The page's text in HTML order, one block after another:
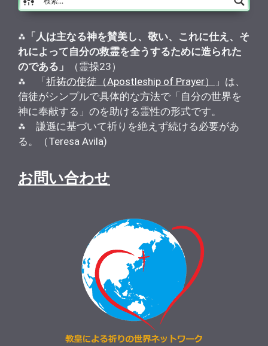
⁂ 「人は主なる神を賛美し、敬い、これに仕え、そ
れによって自分の救霊を全うするために造られた
のである」
（霊操23）
⁂ 「祈祷の使徒（Apostleship of Prayer）
」は、
信徒がシンプルで具体的な方法で「自分の世界を
神に奉献する」のを助ける霊性の形式です。
⁂ 謙遜に基づいて祈りを絶えず続ける必要があ
る。（Teresa Avila)
お問い合わせ